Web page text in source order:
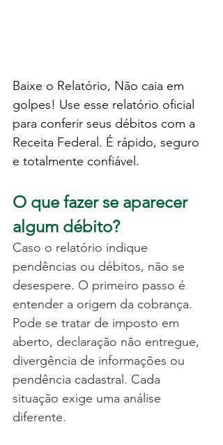
Baixe o Relatório, Não caia em
golpes! Use esse relatório oficial
para conferir seus débitos com a
Receita Federal. É rápido, seguro
e totalmente confiável.
O que fazer se aparecer
algum débito?
Caso o relatório indique
pendências ou débitos, não se
desespere. O primeiro passo é
entender a origem da cobrança.
Pode se tratar de imposto em
aberto, declaração não entregue,
divergência de informações ou
pendência cadastral. Cada
situação exige uma análise
diferente.